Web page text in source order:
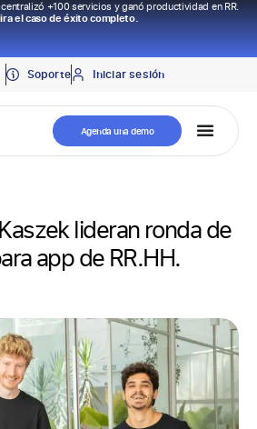
centralizó +100 servicios y ganó productividad en RR.
el caso de éxito completo.
Soporte Iniciar sesión
Agenda una demo
lideran ronda de
app de RR.HH.